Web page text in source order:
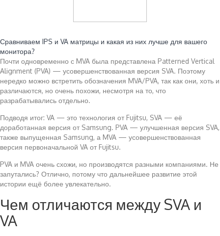
Сравниваем IPS и VA матрицы и какая из них лучше для вашего
монитора?
Почти одновременно с MVA была представлена Patterned Vertical
Alignment (PVA) — усовершенствованная версия SVA. Поэтому
нередко можно встретить обозначения MVA/PVA, так как они, хоть и
различаются, но очень похожи, несмотря на то, что
разрабатывались отдельно.
Подводя итог: VA — это технология от Fujitsu, SVA — её
доработанная версия от Samsung. PVA — улучшенная версия SVA,
также выпущенная Samsung, а MVA — усовершенствованная
версия первоначальной VA от Fujitsu.
PVA и MVA очень схожи, но производятся разными компаниями. Не
запутались? Отлично, потому что дальнейшее развитие этой
истории ещё более увлекательно.
Чем отличаются между SVA и
VA